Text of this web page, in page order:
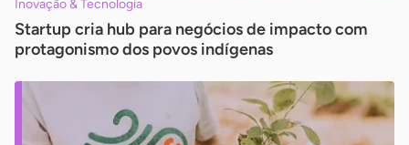
Inovação & Tecnologia
Startup cria hub para negócios de impacto com
protagonismo dos povos indígenas